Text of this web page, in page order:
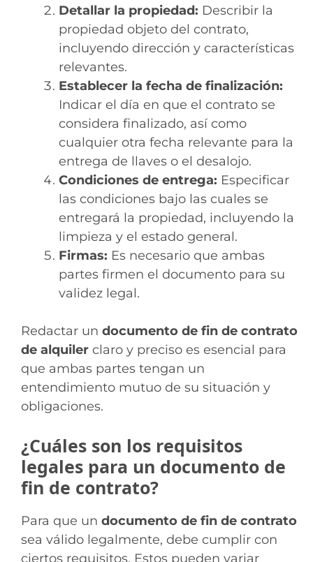
Detallar la propiedad: Describir la
propiedad objeto del contrato,
incluyendo dirección y características
relevantes.
Establecer la fecha de finalización:
Indicar el día en que el contrato se
considera finalizado, así como
cualquier otra fecha relevante para la
entrega de llaves o el desalojo.
Condiciones de entrega: Especificar
las condiciones bajo las cuales se
entregará la propiedad, incluyendo la
limpieza y el estado general.
Firmas: Es necesario que ambas
partes firmen el documento para su
validez legal.
Redactar un documento de fin de contrato
de alquiler claro y preciso es esencial para
que ambas partes tengan un
entendimiento mutuo de su situación y
obligaciones.
¿Cuáles son los requisitos
legales para un documento de
fin de contrato?
Para que un documento de fin de contrato
sea válido legalmente, debe cumplir con
ciertos requisitos. Estos pueden variar